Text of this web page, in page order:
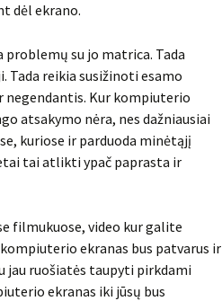
dėl ekrano.
problemų su jo matrica. Tada
Tada reikia susižinoti esamo
Kur kompiuterio
atsakymo nėra, nes dažniausiai
kuriose ir parduoda minėtąjį
tai atlikti ypač paprasta ir
filmukuose, video kur galite
ekranas bus patvarus ir
jau ruošiatės taupyti pirkdami
ekranas iki jūsų bus